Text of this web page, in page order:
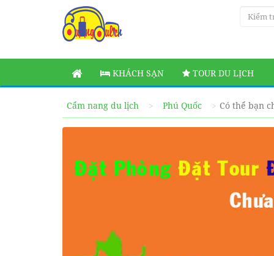
KHÁCH SẠN TOUR DU LỊCH
Cẩm nang du lịch Phú Quốc Có thể bạn